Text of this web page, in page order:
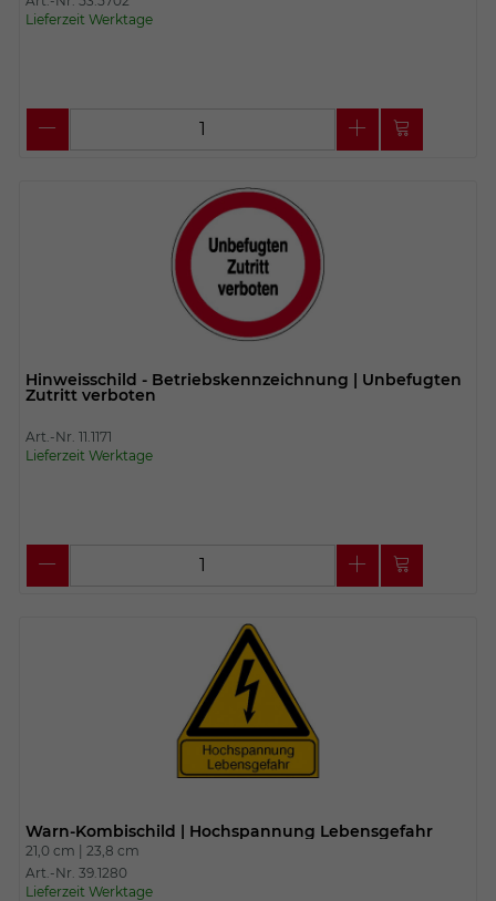
Lieferzeit Werktage
Hinweisschild - Betriebskennzeichnung | Unbefugten
Zutritt verboten
Art.-Nr. 11.1171
Lieferzeit Werktage
Warn-Kombischild | Hochspannung Lebensgefahr
21,0 cm | 23,8 cm
Art.-Nr. 39.1280
Lieferzeit Werktage